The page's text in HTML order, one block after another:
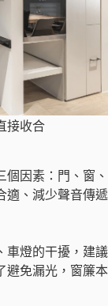
接收合
因素：門、窗、
適、減少聲音傳遞
車燈的干擾，建議
避免漏光，窗簾本